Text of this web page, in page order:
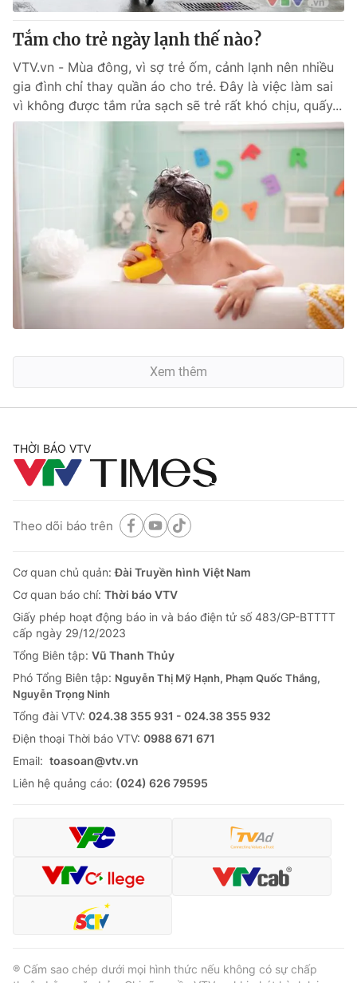
Tắm cho trẻ ngày lạnh thế nào?
VTV.vn - Mùa đông, vì sợ trẻ ốm, cảnh lạnh nên nhiều
gia đình chỉ thay quần áo cho trẻ. Đây là việc làm sai
vì không được tắm rửa sạch sẽ trẻ rất khó chịu, quấy...
Xem thêm
THỜI BÁO VTV
Theo dõi báo trên
Cơ quan chủ quản:Đài Truyền hình Việt Nam
Cơ quan báo chí: Thời báo VTV
Giấy phép hoạt động báo in và báo điện tử số 483/GP-BTTTT
cấp ngày 29/12/2023
Tổng Biên tập: Vũ Thanh Thủy
Phó Tổng Biên tập: Nguyễn Thị Mỹ Hạnh, Phạm Quốc Thắng,
Nguyễn Trọng Ninh
Tổng đài VTV: 024.38 355 931 - 024.38 355 932
Ðiện thoại Thời báo VTV: 0988 671 671
Email: toasoan@vtv.vn
Liên hệ quảng cáo: (024) 626 79595
® Cấm sao chép dưới mọi hình thức nếu không có sự chấp